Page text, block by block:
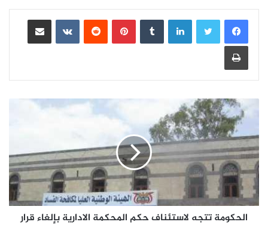
لينكدإن بينتيريست
مشاركة عبر البريد
طباعة
الحكومة تتجه لاستئناف حكم المحكمة الادارية بإلغاء قرار